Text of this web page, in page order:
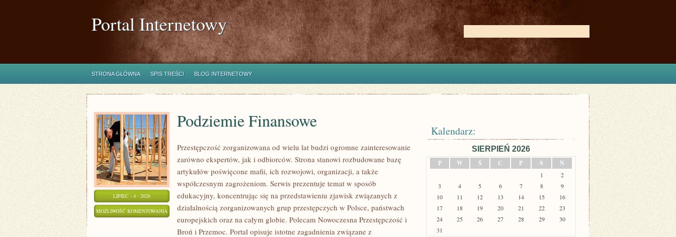
Portal Internetowy
STRONA GŁÓWNA SPIS TREŚCI BLOG INTERNETOWY
LIPIEC - 4 - 2026
MOŻLIWOŚĆ KOMENTOWANIA PODZIEMIE
FINANSOWE
Podziemie Finansowe
Przestępczość zorganizowana od wielu lat budzi ogromne zainteresowanie
zarówno ekspertów, jak i odbiorców. Strona stanowi rozbudowane bazę
artykułów poświęcone mafii, ich rozwojowi, organizacji, a także
współczesnym zagrożeniom. Serwis prezentuje temat w sposób
edukacyjny, koncentrując się na przedstawieniu zjawisk związanych z
działalnością zorganizowanych grup przestępczych w Polsce, państwach
europejskich oraz na całym globie. Polecam Nowoczesna Przestępczość i
Broń i Przemoc. Portal opisuje istotne zagadnienia związane z
Kalendarz:
SIERPIEŃ 2026
P
W Ś C P S N
1
2
3
4 5 6 7 8
9
10
11 12 13 14 15
16
17
18 19 20 21 22
23
24
25 26 27 28 29
30
31